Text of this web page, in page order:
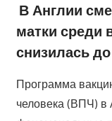
В Англии
матки среди
снизилась
Программа
человека (ВПЧ) в